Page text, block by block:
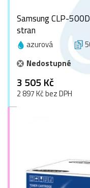
Samsung CLP-
stran
azurová
Nedostupné
3 505 Kč
2 897 Kč bez DPH